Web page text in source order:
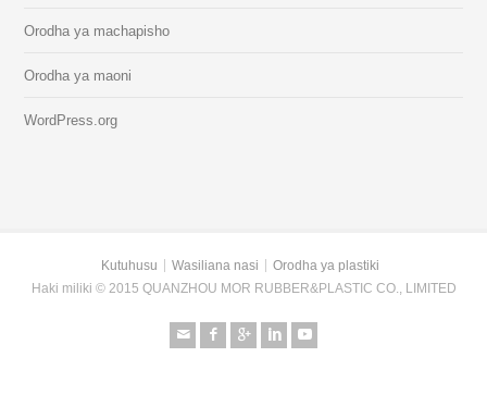
Orodha ya machapisho
Orodha ya maoni
WordPress.org
Kutuhusu Wasiliana nasi
Orodha ya plastiki
Haki miliki © 2015 QUANZHOU MOR RUBBER&PLASTIC CO., LIMITED